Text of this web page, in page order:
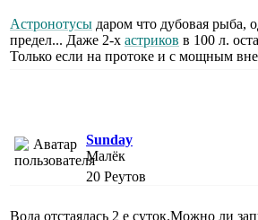
Астронотусы даром что дубовая рыба,
предел... Даже 2-х астриков в 100 л.
Только если на протоке и с мощным
Sunday
Малёк
20 Реутов
Вода отстаялась 2 е суток.Можно ли